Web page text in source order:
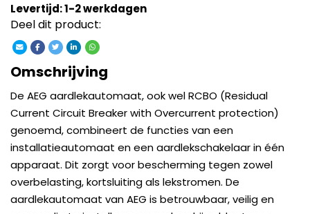
Levertijd: 1-2 werkdagen
Deel dit product:
Omschrijving
De AEG aardlekautomaat, ook wel RCBO (Residual
Current Circuit Breaker with Overcurrent protection)
genoemd, combineert de functies van een
installatieautomaat en een aardlekschakelaar in één
apparaat. Dit zorgt voor bescherming tegen zowel
overbelasting, kortsluiting als lekstromen. De
aardlekautomaat van AEG is betrouwbaar, veilig en